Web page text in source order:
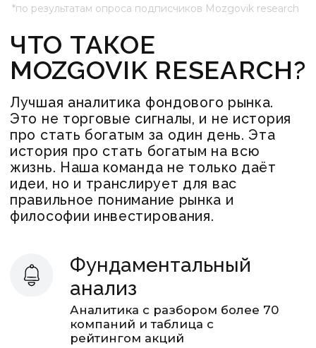
Аналитика с разбором более 70
компаний и таблица с
рейтингом акций
анализ
обоснование от аналитиков
(глубокий анализ компаний и
Для опытных
инвесторов
Общий чат с подписчиками
и аудиконференции с
Живое общение
Начнёшь инвестировать сразу
вместе с профессионалами.
Это поможет сразу инвестировать
в плюс, набираться опыта и
избегать ошибок
Для новичков